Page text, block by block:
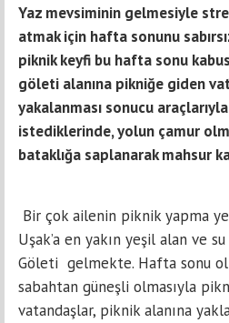
Yaz mevsiminin gelmesiyle
atmak için hafta sonunu
piknik keyfi bu hafta sonu
göleti alanına pikniğe giden
yakalanması sonucu
istediklerinde, yolun çamur
bataklığa saplanarak mahsur
Bir çok ailenin piknik yapma
Uşak’a en yakın yeşil alan ve
Göleti gelmekte. Hafta sonu
sabahtan güneşli olmasıyla
vatandaşlar, piknik alanına